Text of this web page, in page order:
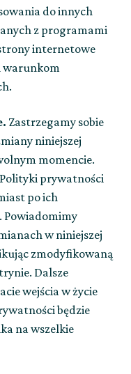
do innych
z programami
internetowe
warunkom
Zastrzegamy sobie
niniejszej
momencie.
prywatności
po ich
w niniejszej
zmodyfikowaną
Dalsze
wejścia w życie
będzie
na wszelkie